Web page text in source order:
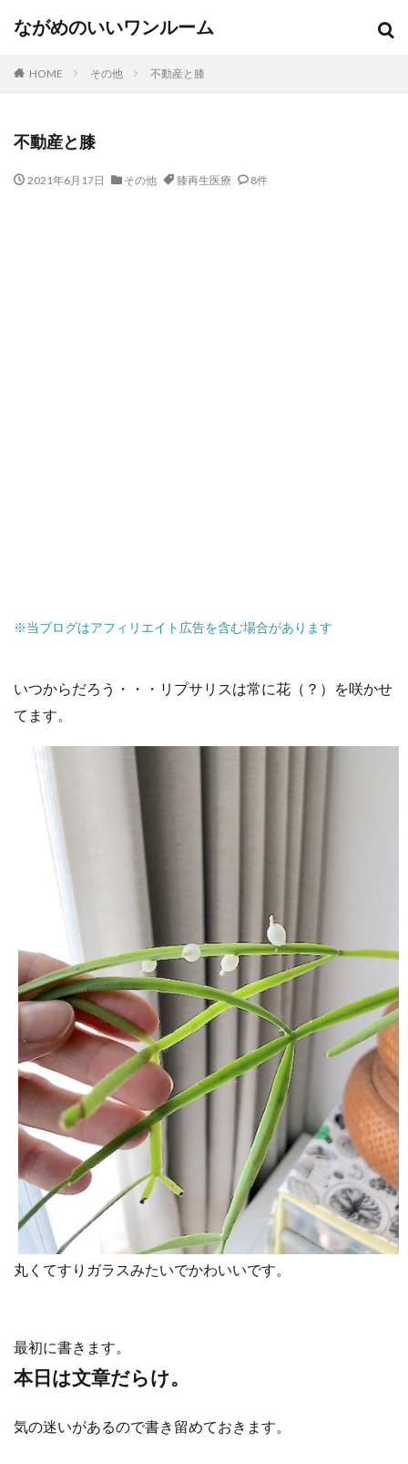
ながめのいいワンルーム
HOME その他 不動産と膝
不動産と膝
2021年6月17日 その他 膝再生医療 8件
※当ブログはアフィリエイト広告を含む場合があります
いつからだろう・・・リプサリスは常に花（？）を咲かせ
てます。
丸くてすりガラスみたいでかわいいです。
最初に書きます。
本日は文章だらけ。
気の迷いがあるので書き留めておきます。